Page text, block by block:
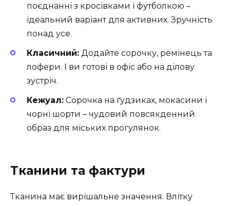
поєднанні з кросівками і футболкою –
ідеальний варіант для активних. Зручність
понад усе.
Класичний: Додайте сорочку, ремінець та
лофери. І ви готові в офіс або на ділову
зустріч.
Кежуал: Сорочка на ґудзиках, мокасини і
чорні шорти – чудовий повсякденний
образ для міських прогулянок.
Тканини та фактури
Тканина має вирішальне значення. Влітку